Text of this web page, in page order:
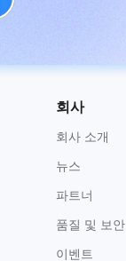
회사
회사 소개
뉴스
파트너
품질 및 보안
이벤트